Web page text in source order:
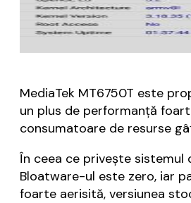
MediaTek MT6750T este
un plus de performanţă
consumatoare de resurse
În ceea ce priveşte
Bloatware-ul este zero, iar
foarte aerisită, versiunea